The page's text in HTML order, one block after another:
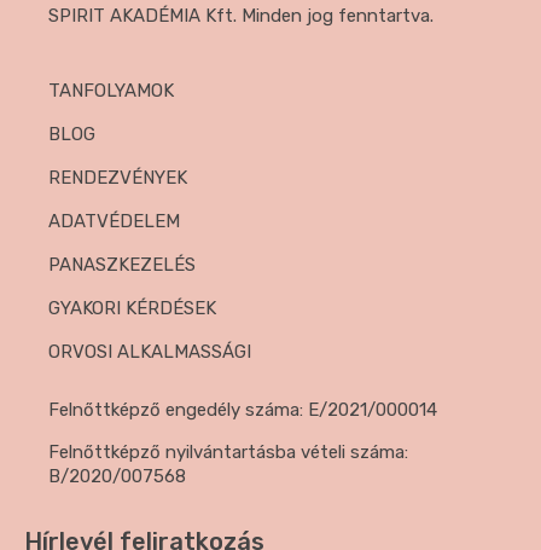
SPIRIT AKADÉMIA Kft. Minden jog fenntartva.
TANFOLYAMOK
BLOG
RENDEZVÉNYEK
ADATVÉDELEM
PANASZKEZELÉS
GYAKORI KÉRDÉSEK
ORVOSI ALKALMASSÁGI
Felnőttképző engedély száma: E/2021/000014
Felnőttképző nyilvántartásba vételi száma:
B/2020/007568
Hírlevél feliratkozás